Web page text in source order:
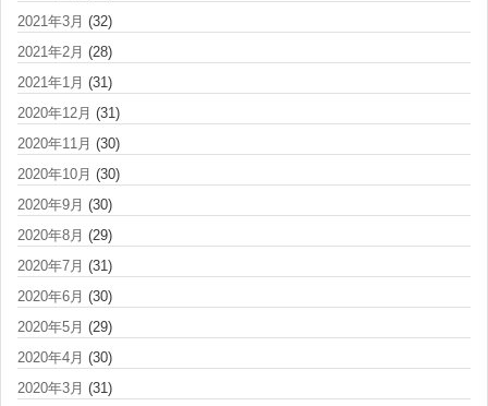
2021年3月 (32)
2021年2月 (28)
2021年1月 (31)
2020年12月 (31)
2020年11月 (30)
2020年10月 (30)
2020年9月 (30)
2020年8月 (29)
2020年7月 (31)
2020年6月 (30)
2020年5月 (29)
2020年4月 (30)
2020年3月 (31)